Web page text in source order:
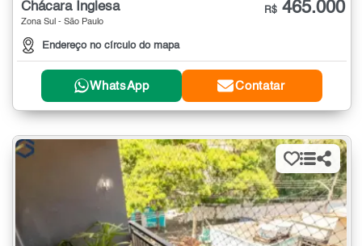
Chácara Inglesa
Zona Sul - São Paulo
Endereço no círculo do mapa
R$ 465.000
WhatsApp Contatar